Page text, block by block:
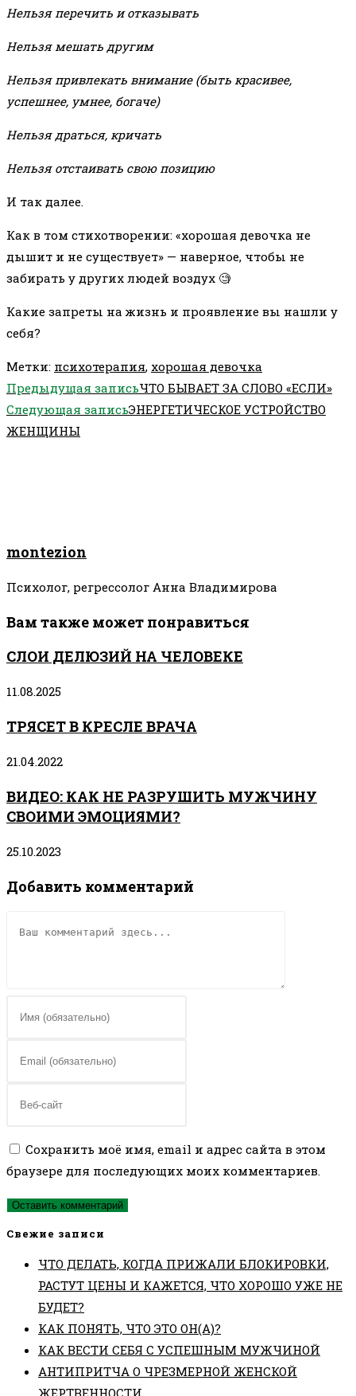
Нельзя перечить и отказывать
Нельзя мешать другим
Нельзя привлекать внимание (быть красивее,
успешнее, умнее, богаче)
Нельзя драться, кричать
Нельзя отстаивать свою позицию
И так далее.
Как в том стихотворении: «хорошая девочка не
дышит и не существует» — наверное, чтобы не
забирать у других людей воздух 🧐
Какие запреты на жизнь и проявление вы нашли у
себя?
Метки: психотерапия, хорошая девочка
Еще
статьи
Предыдущая записьЧТО БЫВАЕТ ЗА СЛОВО «ЕСЛИ»
Следующая записьЭНЕРГЕТИЧЕСКОЕ УСТРОЙСТВО
ЖЕНЩИНЫ
montezion
Психолог, регрессолог Анна Владимирова
Вам также может понравиться
СЛОИ ДЕЛЮЗИЙ НА ЧЕЛОВЕКЕ
11.08.2025
ТРЯСЕТ В КРЕСЛЕ ВРАЧА
21.04.2022
ВИДЕО: КАК НЕ РАЗРУШИТЬ МУЖЧИНУ
СВОИМИ ЭМОЦИЯМИ?
25.10.2023
Добавить комментарий
или
пользователя,
прокомментировать
адрес,
прокомментировать
веб-
сайта
(необязательно)
Сохранить моё имя, email и адрес сайта в этом
браузере для последующих моих комментариев.
Свежие записи
ЧТО ДЕЛАТЬ, КОГДА ПРИЖАЛИ БЛОКИРОВКИ,
РАСТУТ ЦЕНЫ И КАЖЕТСЯ, ЧТО ХОРОШО УЖЕ НЕ
БУДЕТ?
КАК ПОНЯТЬ, ЧТО ЭТО ОН(А)?
КАК ВЕСТИ СЕБЯ С УСПЕШНЫМ МУЖЧИНОЙ
АНТИПРИТЧА О ЧРЕЗМЕРНОЙ ЖЕНСКОЙ
ЖЕРТВЕННОСТИ